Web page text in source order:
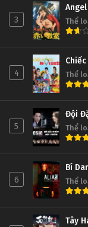
3 Thể
4 Thể
5
Đội
Thể
6
Bí
Thể
Tây